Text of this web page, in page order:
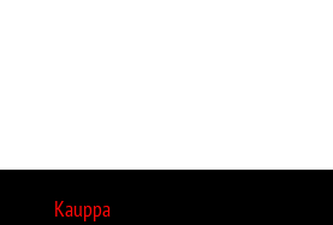
Kauppa